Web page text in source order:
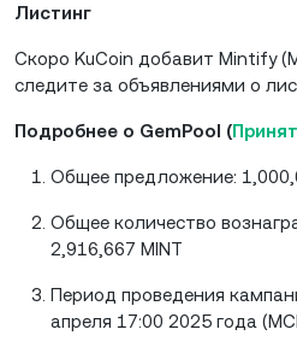
Листинг
Скоро KuCoin добавит Mintify
следите за объявлениями о
Подробнее о GemPool (
Общее предложение:
Общее количество
2,916,667 MINT
Период проведения
апреля 17:00 2025 года